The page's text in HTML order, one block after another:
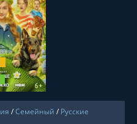
ОНЛАЙН
/Семейный / Русские